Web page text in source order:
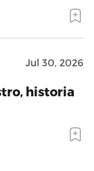
Jul 30, 2026
historia